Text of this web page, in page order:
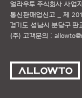
얼라우투 주식회사 사업
통신판매업신고 _ 제
경기도 성남시 분당구
(주) 고객문의 :